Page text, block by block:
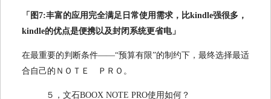
「图7:丰富的应用完全满足日常使用需求，比kindle强很多，
kindle的优点是便携以及封闭系统更省电」
在最重要的判断条件——“预算有限”的制约下，最终选择最适
合自己的ＮＯＴＥ ＰＲＯ。
５，文石BOOX NOTE PRO使用如何？